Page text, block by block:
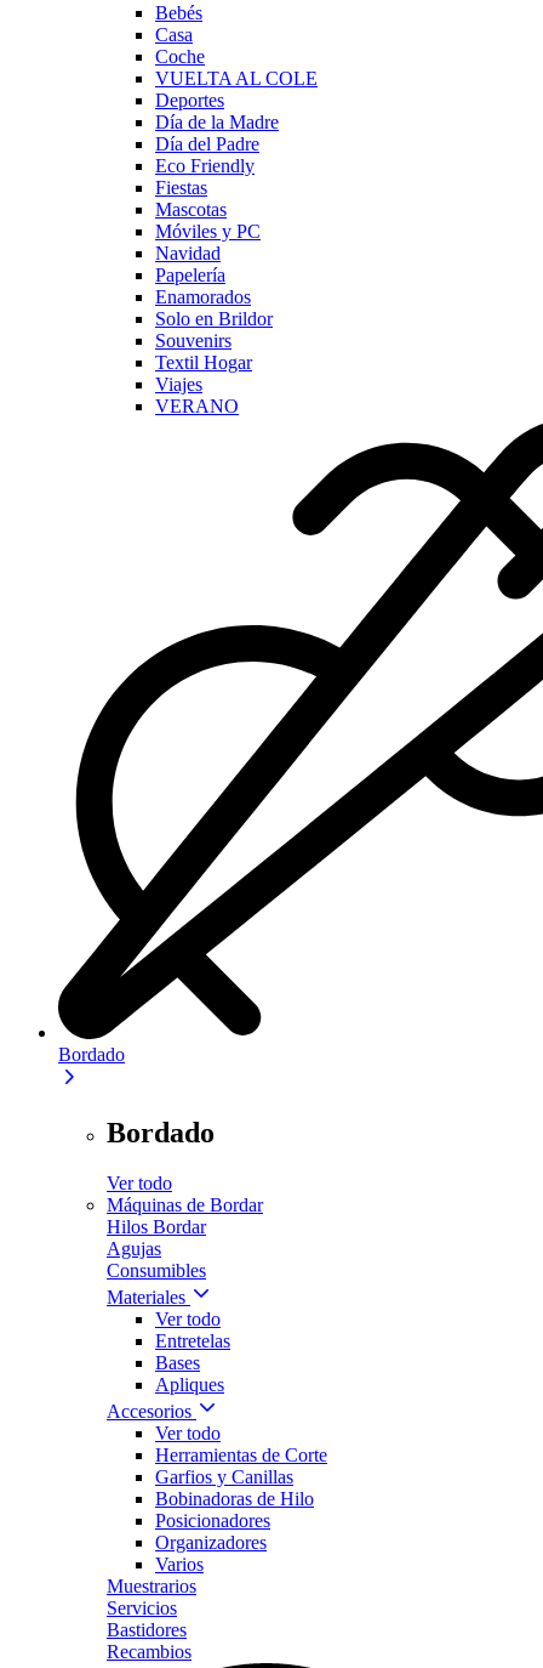
Bebés
Casa
Coche
VUELTA AL COLE
Deportes
Día de la Madre
Día del Padre
Eco Friendly
Fiestas
Mascotas
Móviles y PC
Navidad
Papelería
Enamorados
Solo en Brildor
Souvenirs
Textil Hogar
Viajes
VERANO
Bordado
Bordado
Ver todo
Máquinas de Bordar
Hilos Bordar
Agujas
Consumibles
Materiales
Ver todo
Entretelas
Bases
Apliques
Accesorios
Ver todo
Herramientas de Corte
Garfios y Canillas
Bobinadoras de Hilo
Posicionadores
Organizadores
Varios
Muestrarios
Servicios
Bastidores
Recambios